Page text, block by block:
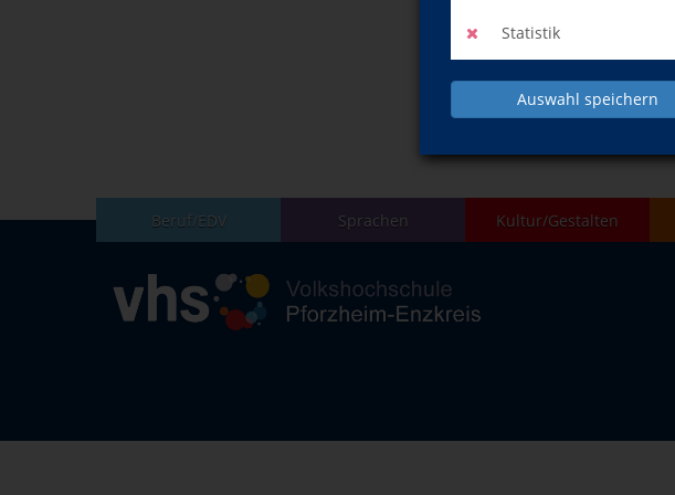
Statistik
Auswahl speichern
Beruf/EDV Sprachen Kultur/Gestalten